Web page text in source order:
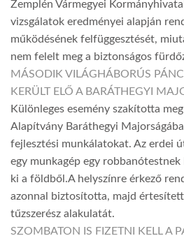
Zemplén Vármegyei
vizsgálatok eredményei alapján
működésének felfüggesztését,
nem felelt meg a biztonságos
MÁSODIK VILÁGHÁBORÚS
KERÜLT ELŐ A BARÁTHEGYI
Különleges esemény szakította
Alapítvány Baráthegyi
fejlesztési munkálatokat. Az erdei
egy munkagép egy
ki a földből.A helyszínre érkező
azonnal biztosította, majd
tűzszerész alakulatát.
SZOMBATON IS FIZETNI KELL A